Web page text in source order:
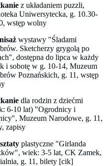
z układaniem puzzli,
Uniwersytecka, g. 10.30-
wstęp wolny
wystawy "Śladami
Sketcherzy grygolą po
dostępna do lipca w każdy
i sobotę w g. 10-14, Muzeum
Poznańskich, g. 11, wstęp
dla rodzin z dziećmi
6-10 lat) "Ogrodnicy i
Muzeum Narodowe, g. 11,
zapisy
plastyczne "Girlanda
wiek: 3-5 lat, CK Zamek,
g. 11, bilety [cik]